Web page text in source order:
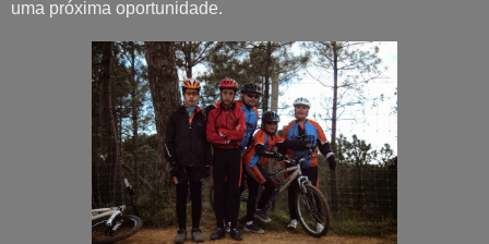
uma próxima oportunidade.